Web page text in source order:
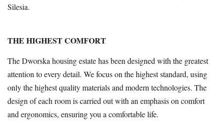
Silesia.
THE HIGHEST COMFORT
The Dworska housing estate has been designed with the greatest
attention to every detail. We focus on the highest standard, using
only the highest quality materials and modern technologies. The
design of each room is carried out with an emphasis on comfort
and ergonomics, ensuring you a comfortable life.